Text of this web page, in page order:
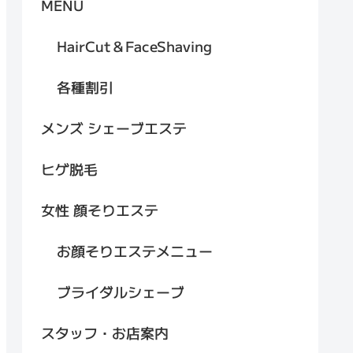
MENU
HairCut＆FaceShaving
各種割引
メンズ シェーブエステ
ヒゲ脱毛
女性 顔そりエステ
お顔そりエステメニュー
ブライダルシェーブ
スタッフ・お店案内